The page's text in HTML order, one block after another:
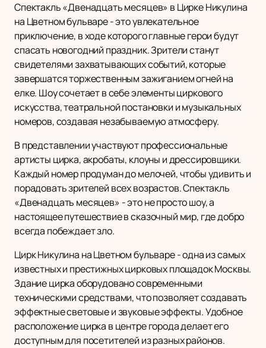
Спектакль «Двенадцать месяцев» в Цирке Никулина
на Цветном бульваре - это увлекательное
приключение, в ходе которого главные герои будут
спасать новогодний праздник. Зрители станут
свидетелями захватывающих событий, которые
завершатся торжественным зажиганием огней на
елке. Шоу сочетает в себе элементы циркового
искусства, театральной постановки и музыкальных
номеров, создавая незабываемую атмосферу.
В представлении участвуют профессиональные
артисты цирка, акробаты, клоуны и дрессировщики.
Каждый номер продуман до мелочей, чтобы удивить и
порадовать зрителей всех возрастов. Спектакль
«Двенадцать месяцев» - это не просто шоу, а
настоящее путешествие в сказочный мир, где добро
всегда побеждает зло.
Цирк Никулина на Цветном бульваре - одна из самых
известных и престижных цирковых площадок Москвы.
Здание цирка оборудовано современными
техническими средствами, что позволяет создавать
эффектные световые и звуковые эффекты. Удобное
расположение цирка в центре города делает его
доступным для посетителей из разных районов.